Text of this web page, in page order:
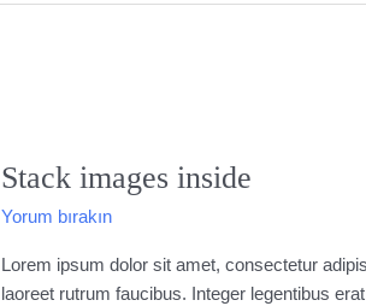
Stack images inside
Yorum bırakın
Lorem ipsum dolor sit amet, consectetur
laoreet rutrum faucibus. Integer legentibus
inside